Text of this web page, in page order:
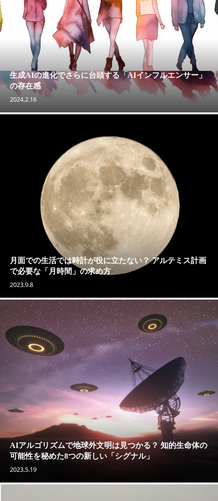
生成AIの進化でさらに台頭する「AIインフルエンサー」
の存在感
2024.2.16
月面での生活では時計が役に立たない？ アルテミス計画
で必要な「月時間」の求め方
2023.9.8
AIアルゴリズムで地球外文明は見つかる？ 知的生命体の
可能性を秘めた8つの新しい「シグナル」
2023.5.19